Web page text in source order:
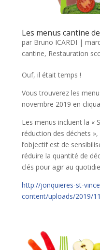
Les menus cantine
par Bruno ICARDI |
cantine, Restauration
Ouf, il était temps !
Vous trouverez les
novembre 2019 en
Les menus incluent la «
réduction des déchets
l’objectif est de
réduire la quantité de
clés pour agir au
http://jonquieres-st-
content/uploads/2019/